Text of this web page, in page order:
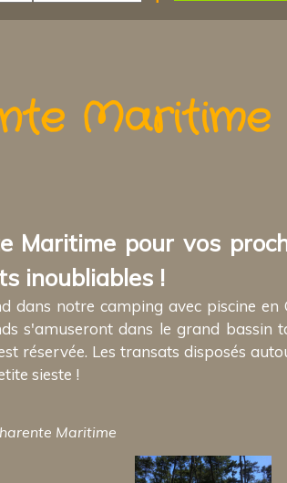
Maritime pour vos
inoubliables !
notre camping avec piscine en
s'amuseront dans le grand bassin
réservée. Les transats disposés
sieste !
Maritime